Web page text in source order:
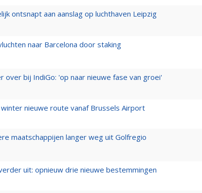
ontsnapt aan aanslag op luchthaven Leipzig
naar Barcelona door staking
over bij IndiGo: 'op naar nieuwe fase van groei'
nieuwe route vanaf Brussels Airport
maatschappijen langer weg uit Golfregio
uit: opnieuw drie nieuwe bestemmingen